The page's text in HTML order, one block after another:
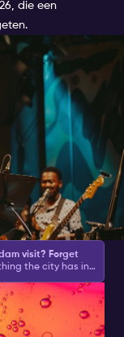
die een
visit? Forget
the city has in
asks for action
you will be sure to
partying, culture,
in